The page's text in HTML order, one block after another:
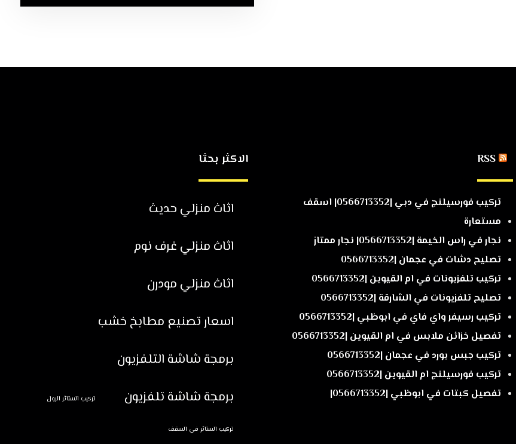
RSS
تركيب فورسيلنج في دبي |0566713352| اسقف
مستعارة
نجار في راس الخيمة |0566713352| نجار ممتاز
تصليح دشات في عجمان |0566713352
تركيب تلفزيونات في ام القيوين |0566713352
تصليح تلفزيونات في الشارقة |0566713352
تركيب رسيفر واي فاي في ابوظبي |0566713352
تفصيل خزائن ملابس في ام القيوين |0566713352
تركيب جبس بورد في عجمان |0566713352
تركيب فورسيلنج ام القيوين |0566713352
تفصيل كبتات في ابوظبي |0566713352|
الاكثر بحثا
اثاث منزلي حديث
اثاث منزلي غرف نوم
اثاث منزلي مودرن
اسعار تصنيع مطابخ خشب
برمجة شاشة التلفزيون
برمجة شاشة تلفزيون
تركيب الستائر الرول
تركيب الستائر في السقف